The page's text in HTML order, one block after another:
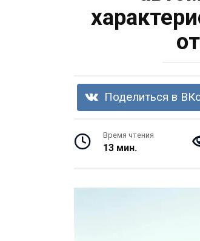
Поделиться в
Время чтения
13 мин.